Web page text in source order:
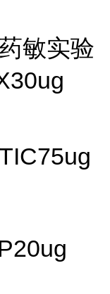
敏实验